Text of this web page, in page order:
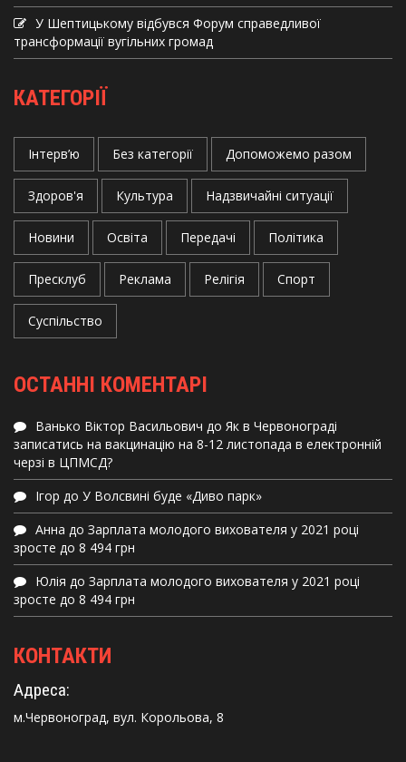
У Шептицькому відбувся Форум справедливої
трансформації вугільних громад
КАТЕГОРІЇ
Інтерв’ю Без категорії Допоможемо разом
Здоров'я Культура Надзвичайні ситуації
Новини Освіта Передачі Політика
Пресклуб Реклама Релігія Спорт
Суспільство
ОСТАННІ КОМЕНТАРІ
Ванько Віктор Васильович до Як в Червонограді
записатись на вакцинацію на 8-12 листопада в електронній
черзі в ЦПМСД?
Ігор до У Волсвині буде «Диво парк»
Анна до Зарплата молодого вихователя у 2021 році
зросте до 8 494 грн
Юлія до Зарплата молодого вихователя у 2021 році
зросте до 8 494 грн
КОНТАКТИ
Адреса:
м.Червоноград, вул. Корольова, 8